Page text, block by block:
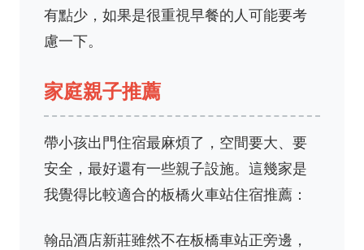
有點少，如果是很重視早餐的人可能要考
慮一下。
家庭親子推薦
帶小孩出門住宿最麻煩了，空間要大、要
安全，最好還有一些親子設施。這幾家是
我覺得比較適合的板橋火車站住宿推薦：
翰品酒店新莊雖然不在板橋車站正旁邊，